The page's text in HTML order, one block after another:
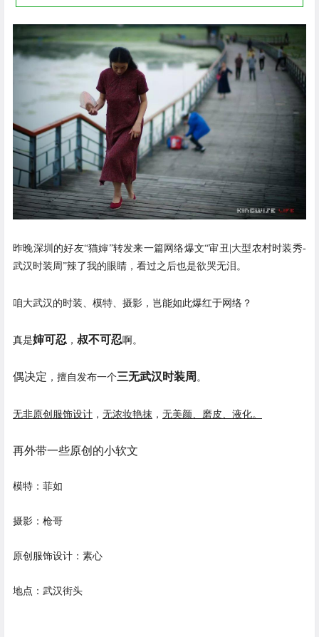
昨晚深圳的好友“猫婶”转发来一篇网络爆文“审丑|大型农村时装秀-
武汉时装周”辣了我的眼睛， 看过之后也是欲哭无泪。
咱大武汉的时装、模特、摄影，岂能如此爆红于网络？
真是婶可忍 ， 叔不可忍啊。
偶决定 ，擅自发布一个三无武汉时装周 。
无非原创服饰设计 ， 无浓妆艳抹 ， 无美颜、磨皮、液化。
再外带一些原创的小软文
模特：菲如
摄影：枪哥
原创服饰设计：素心
地点：武汉街头